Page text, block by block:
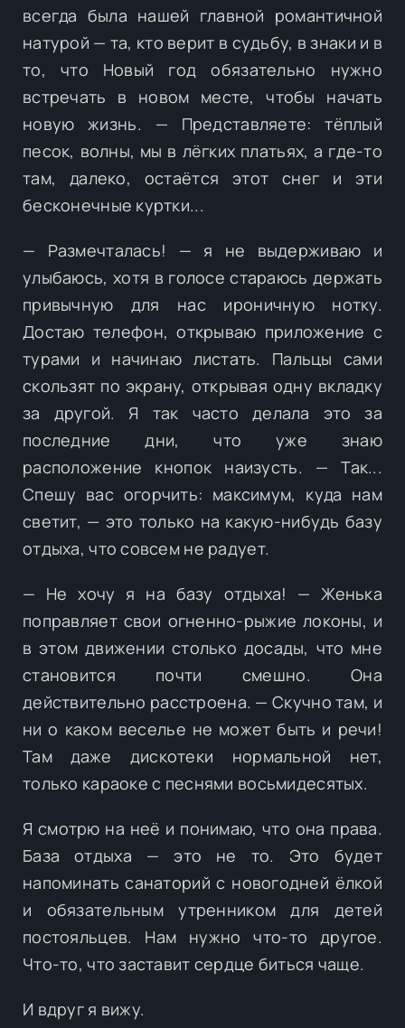
всегда была нашей главной романтичной
натурой — та, кто верит в судьбу, в знаки и в
то, что Новый год обязательно нужно
встречать в новом месте, чтобы начать
новую жизнь. — Представляете: тёплый
песок, волны, мы в лёгких платьях, а где-то
там, далеко, остаётся этот снег и эти
бесконечные куртки...
— Размечталась! — я не выдерживаю и
улыбаюсь, хотя в голосе стараюсь держать
привычную для нас ироничную нотку.
Достаю телефон, открываю приложение с
турами и начинаю листать. Пальцы сами
скользят по экрану, открывая одну вкладку
за другой. Я так часто делала это за
последние дни, что уже знаю
расположение кнопок наизусть. — Так...
Спешу вас огорчить: максимум, куда нам
светит, — это только на какую-нибудь базу
отдыха, что совсем не радует.
— Не хочу я на базу отдыха! — Женька
поправляет свои огненно-рыжие локоны, и
в этом движении столько досады, что мне
становится почти смешно. Она
действительно расстроена. — Скучно там, и
ни о каком веселье не может быть и речи!
Там даже дискотеки нормальной нет,
только караоке с песнями восьмидесятых.
Я смотрю на неё и понимаю, что она права.
База отдыха — это не то. Это будет
напоминать санаторий с новогодней ёлкой
и обязательным утренником для детей
постояльцев. Нам нужно что-то другое.
Что-то, что заставит сердце биться чаще.
И вдруг я вижу.